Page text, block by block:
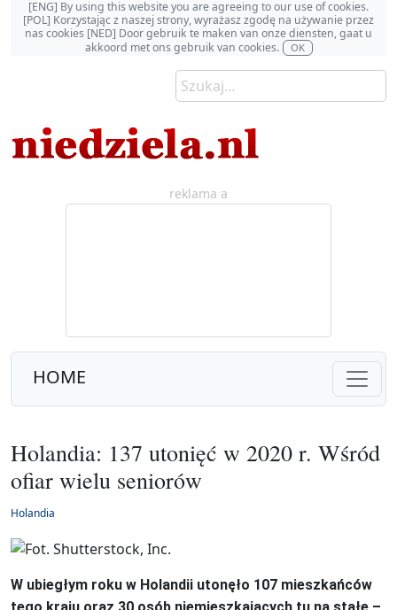
[ENG] By using this website you are agreeing to our use of cookies.
[POL] Korzystając z naszej strony, wyrażasz zgodę na używanie przez
nas cookies [NED] Door gebruik te maken van onze diensten, gaat u
akkoord met ons gebruik van cookies.
OK
reklama a
HOME
Holandia: 137 utonięć w 2020 r. Wśród
ofiar wielu seniorów
Holandia
W ubiegłym roku w Holandii utonęło 107 mieszkańców